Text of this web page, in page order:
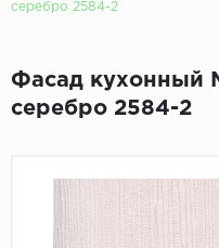
Кухни на заказ
Декоры столешниц
Декоры ЛДСП для мебели
серебро 2584-2
Фасад кухонный
серебро 2584-2